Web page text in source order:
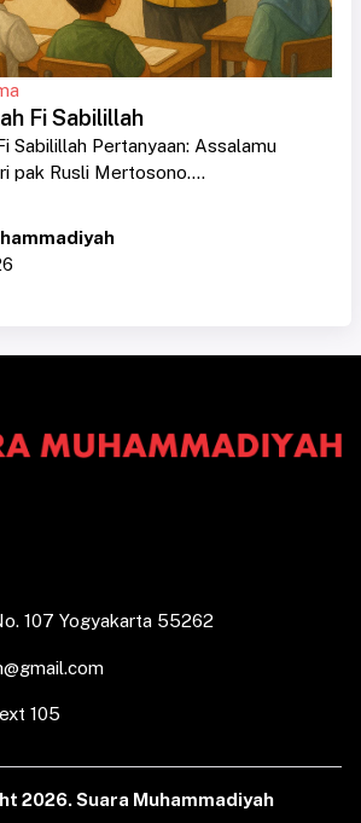
Fi Sabilillah
Sabilillah Pertanyaan: Assalamu
pak Rusli Mertosono....
107 Yogyakarta 55262
105
2026. Suara Muhammadiyah